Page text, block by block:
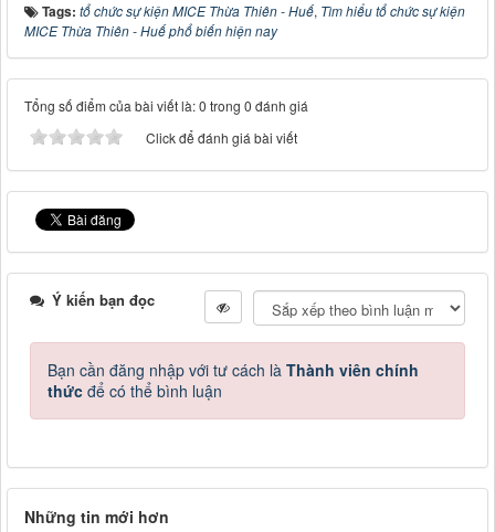
Tags: tổ chức sự kiện MICE Thừa Thiên - Huế, Tìm hiểu tổ chức sự kiện
MICE Thừa Thiên - Huế phổ biến hiện nay
Tổng số điểm của bài viết là: 0 trong 0 đánh giá
Click để đánh giá bài viết
Ý kiến bạn đọc
Bạn cần đăng nhập với tư cách là Thành viên chính
thức để có thể bình luận
Những tin mới hơn